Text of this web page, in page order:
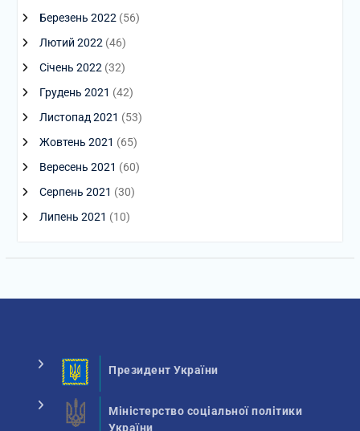
Березень 2022 (56)
Лютий 2022 (46)
Січень 2022 (32)
Грудень 2021 (42)
Листопад 2021 (53)
Жовтень 2021 (65)
Вересень 2021 (60)
Серпень 2021 (30)
Липень 2021 (10)
Президент України
Міністерство соціальної політики
України